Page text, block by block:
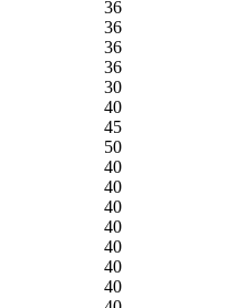
36
36
36
36
30
40
45
50
40
40
40
40
40
40
40